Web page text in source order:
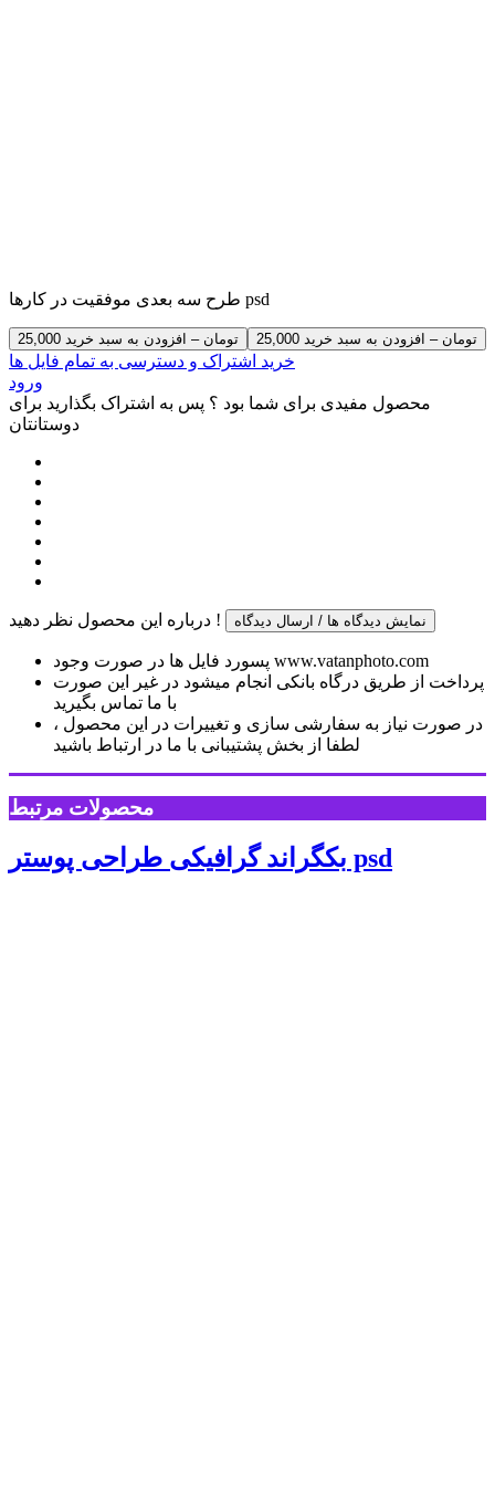
طرح سه بعدی موفقیت در کارها psd
25,000 تومان – افزودن به سبد خرید
خرید اشتراک و دسترسی به تمام فایل ها
ورود
محصول مفیدی برای شما بود ؟ پس به اشتراک بگذارید برای
دوستانتان
درباره این محصول نظر دهید ! نمایش دیدگاه ها / ارسال دیدگاه
پسورد فایل ها در صورت وجود www.vatanphoto.com
پرداخت از طریق درگاه بانکی انجام میشود در غیر این صورت
با ما تماس بگیرید
در صورت نیاز به سفارشی سازی و تغییرات در این محصول ،
لطفا از بخش پشتیبانی با ما در ارتباط باشید
محصولات مرتبط
بکگراند گرافیکی طراحی پوستر psd